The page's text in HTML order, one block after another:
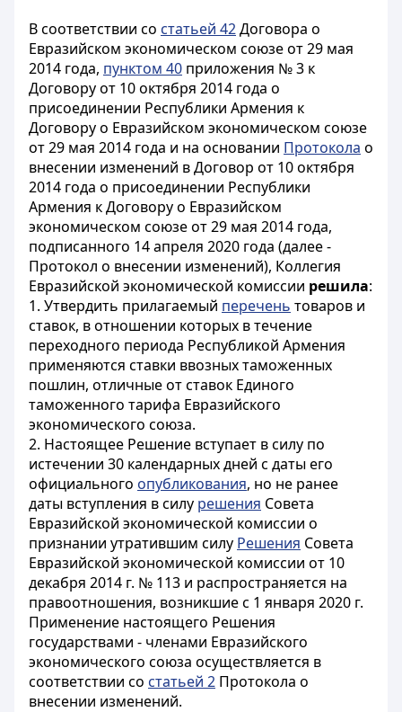
В соответствии со статьей 42Договора о
Евразийском экономическом союзе от 29 мая
2014 года, пунктом 40 приложения № 3 к
Договору от 10 октября 2014 года о
присоединении Республики Армения к
Договору о Евразийском экономическом союзе
от 29 мая 2014 года и на основании Протокола о
внесении изменений в Договор от 10 октября
2014 года о присоединении Республики
Армения к Договору о Евразийском
экономическом союзе от 29 мая 2014 года,
подписанного 14 апреля 2020 года (далее -
Протокол о внесении изменений), Коллегия
Евразийской экономической комиссии решила:
1. Утвердить прилагаемый перечень товаров и
ставок, в отношении которых в течение
переходного периода Республикой Армения
применяются ставки ввозных таможенных
пошлин, отличные от ставок Единого
таможенного тарифа Евразийского
экономического союза.
2. Настоящее Решение вступает в силу по
истечении 30 календарных дней с даты его
официального опубликования, но не ранее
даты вступления в силу решения Совета
Евразийской экономической комиссии о
признании утратившим силу Решения Совета
Евразийской экономической комиссии от 10
декабря 2014 г. № 113 и распространяется на
правоотношения, возникшие с 1 января 2020 г.
Применение настоящего Решения
государствами - членами Евразийского
экономического союза осуществляется в
соответствии со статьей 2 Протокола о
внесении изменений.